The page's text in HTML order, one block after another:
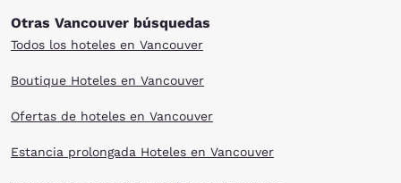
Otras Vancouver búsquedas
Todos los hoteles en Vancouver
Boutique Hoteles en Vancouver
Ofertas de hoteles en Vancouver
Estancia prolongada Hoteles en Vancouver